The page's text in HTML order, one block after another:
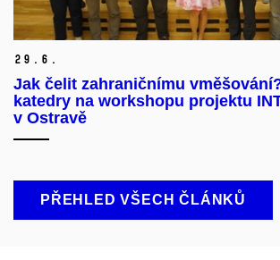
29. 6.
Jak čelit zahraničnímu
katedry na workshopu projektu
v Ostravě
PŘEHLED VŠECH ČLÁNKŮ